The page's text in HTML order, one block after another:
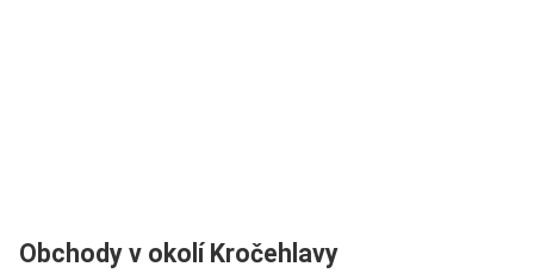
Obchody v okolí Kročehlavy